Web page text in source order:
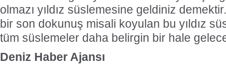
olmazı yıldız süslemesine geldiniz
bir son dokunuş misali koyulan bu yıldız
tüm süslemeler daha belirgin bir hale
Deniz Haber Ajansı